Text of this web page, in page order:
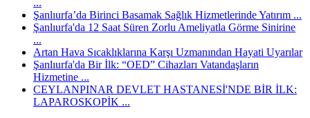
...
Şanlıurfa’da Birinci Basamak Sağlık Hizmetlerinde Yatırım ...
Şanlıurfa'da 12 Saat Süren Zorlu Ameliyatla Görme Sinirine
...
Artan Hava Sıcaklıklarına Karşı Uzmanından Hayati Uyarılar
Şanlıurfa'da Bir İlk: “OED” Cihazları Vatandaşların
Hizmetine ...
CEYLANPINAR DEVLET HASTANESİ'NDE BİR İLK:
LAPAROSKOPİK ...